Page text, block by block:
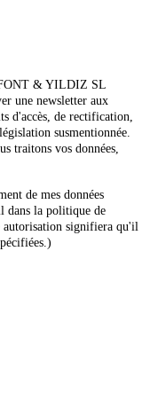
& YILDIZ SL
une newsletter aux
d'accès, de rectification,
susmentionnée.
traitons vos données,
de mes données
dans la politique de
signifiera qu'il